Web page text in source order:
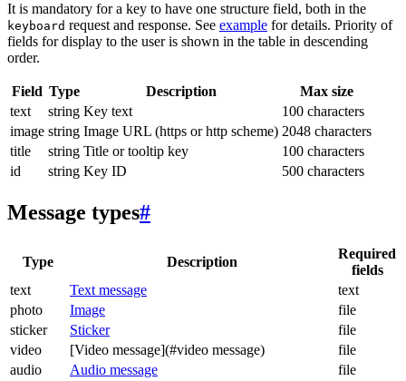
It is mandatory for a key to have one structure field, both in the
keyboard request and response. See example for details. Priority of
fields for display to the user is shown in the table in descending
order.
Field Type Description
Max size
text
string Key text
100 characters
image string Image URL (https or http scheme) 2048 characters
title
string Title or tooltip key
100 characters
id
string Key ID 500 characters
Message types#
Type Description
Required
fields
text
Text message
text
photo
Image
file
sticker
Sticker
file
video
[Video message](#video message)
file
audio
Audio message file